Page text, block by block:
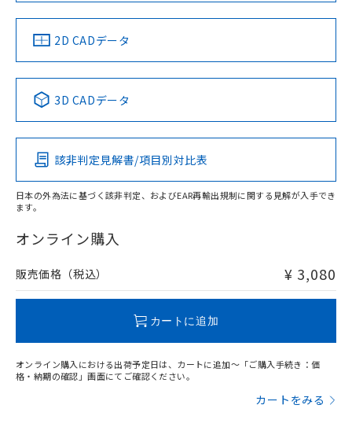
中国 RoHS 注意事項・凡例
Pb Hg Cd Cr(VI)
O
在庫等で未対応品が混在する可能性があります。
問い合わせください。
2D CADデータ
3D CADデータ
該非判定見解書/項目別対比表
日本の外為法に基づく該非判定、およびEAR再輸出規制に関する見解が入手でき
ます。
オンライン購入
販売価格（税込） ¥ 3,080
カートに追加
オンライン購入における出荷予定日は、カートに追加～「ご購入手続き：価
格・納期の確認」画面にてご確認ください。
カートをみる